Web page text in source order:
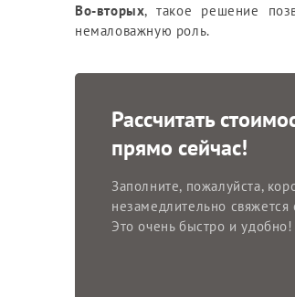
Во-вторых, такое решение
немаловажную роль.
Рассчитать
прямо сейчас!
Заполните, пожалуйста,
незамедлительно свяжется
Это очень быстро и удобно!